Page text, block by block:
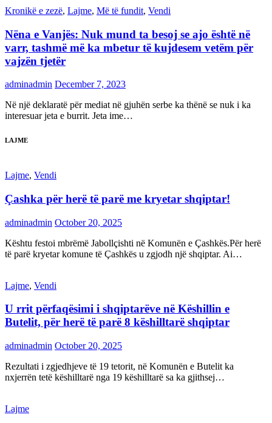
Kronikë e zezë, Lajme, Më të fundit, Vendi
Nëna e Vanjës: Nuk mund ta besoj se ajo është në
varr, tashmë më ka mbetur të kujdesem vetëm për
vajzën tjetër
adminadmin December 7, 2023
Në një deklaratë për mediat në gjuhën serbe ka thënë se nuk i ka
interesuar jeta e burrit. Jeta ime…
LAJME
Lajme, Vendi
Çashka për herë të parë me kryetar shqiptar!
adminadmin October 20, 2025
Kështu festoi mbrëmë Jabollçishti në Komunën e Çashkës.Për herë
të parë kryetar komune të Çashkës u zgjodh një shqiptar. Ai…
Lajme, Vendi
U rrit përfaqësimi i shqiptarëve në Këshillin e
Butelit, për herë të parë 8 këshilltarë shqiptar
adminadmin October 20, 2025
Rezultati i zgjedhjeve të 19 tetorit, në Komunën e Butelit ka
nxjerrën tetë këshilltarë nga 19 këshilltarë sa ka gjithsej…
Lajme